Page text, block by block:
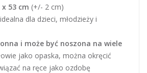
x 53 cm (+/- 2 cm)
dla dzieci, młodzieży i
i może być noszona na wiele
jako opaska, można okręcić
na ręce jako ozdobę